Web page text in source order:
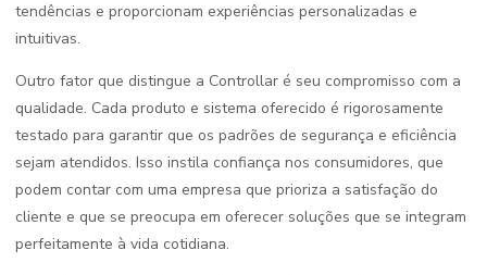
tendências e proporcionam experiências personalizadas e
intuitivas.
Outro fator que distingue a Controllar é seu compromisso com a
qualidade. Cada produto e sistema oferecido é rigorosamente
testado para garantir que os padrões de segurança e eficiência
sejam atendidos. Isso instila confiança nos consumidores, que
podem contar com uma empresa que prioriza a satisfação do
cliente e que se preocupa em oferecer soluções que se integram
perfeitamente à vida cotidiana.